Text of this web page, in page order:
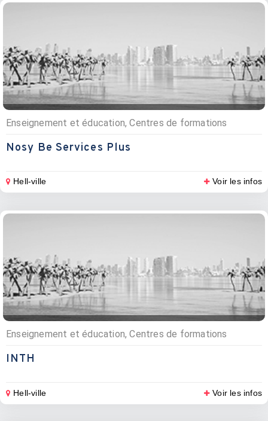
Enseignement et éducation, Centres de formations
Nosy Be Services Plus
Hell-ville Voir les infos
Enseignement et éducation, Centres de formations
INTH
Hell-ville Voir les infos